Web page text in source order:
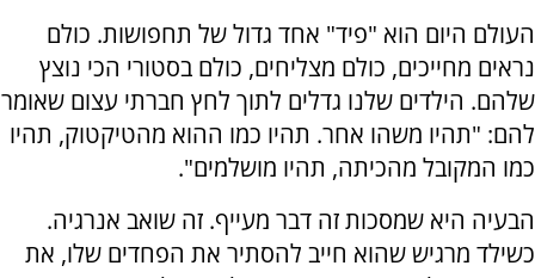
העולם היום הוא "פיד" אחד גדול של תחפושות. כולם
נראים מחייכים, כולם מצליחים, כולם בסטורי הכי נוצץ
שלהם. הילדים שלנו גדלים לתוך לחץ חברתי עצום שאומר
להם: "תהיו משהו אחר. תהיו כמו ההוא מהטיקטוק, תהיו
כמו המקובל מהכיתה, תהיו מושלמים".
הבעיה היא שמסכות זה דבר מעייף. זה שואב אנרגיה.
כשילד מרגיש שהוא חייב להסתיר את הפחדים שלו, את